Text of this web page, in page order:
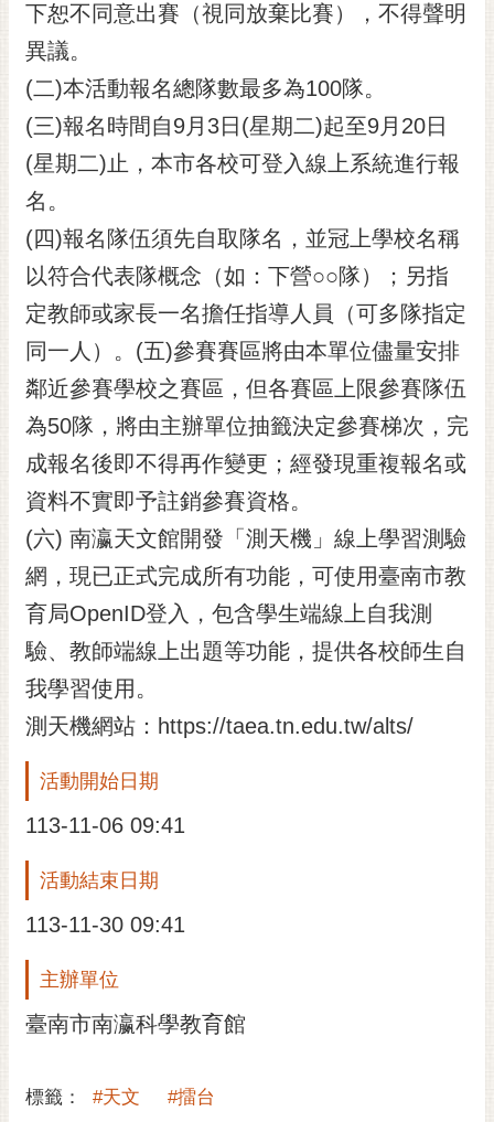
訂
閱
電
子
報
市
民
信
箱
English
日
本
語
私
權
及
安
全
政
策
站
資
放
宣
府
位
置
下恕不同意出賽（視同放棄比賽），不得聲明
異議。
(二)本活動報名總隊數最多為100隊。
(三)報名時間自9月3日(星期二)起至9月20日
(星期二)止，本市各校可登入線上系統進行報
名。
(四)報名隊伍須先自取隊名，並冠上學校名稱
以符合代表隊概念（如：下營○○隊）；另指
定教師或家長一名擔任指導人員（可多隊指定
同一人）。(五)參賽賽區將由本單位儘量安排
鄰近參賽學校之賽區，但各賽區上限參賽隊伍
為50隊，將由主辦單位抽籤決定參賽梯次，完
成報名後即不得再作變更；經發現重複報名或
資料不實即予註銷參賽資格。
(六) 南瀛天文館開發「測天機」線上學習測驗
網，現已正式完成所有功能，可使用臺南市教
育局OpenID登入，包含學生端線上自我測
驗、教師端線上出題等功能，提供各校師生自
我學習使用。
測天機網站：https://taea.tn.edu.tw/alts/
活動開始日期
113-11-06 09:41
活動結束日期
113-11-30 09:41
主辦單位
臺南市南瀛科學教育館
標籤： #天文 #擂台